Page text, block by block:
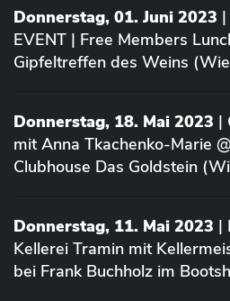
Donnerstag, 01. Juni 2023
EVENT | Free Members
Gipfeltreffen des Weins
Donnerstag, 18. Mai 2023 |
mit Anna Tkachenko-Marie
Clubhouse Das Goldstein
Donnerstag, 11. Mai 2023 |
Kellerei Tramin mit
bei Frank Buchholz im